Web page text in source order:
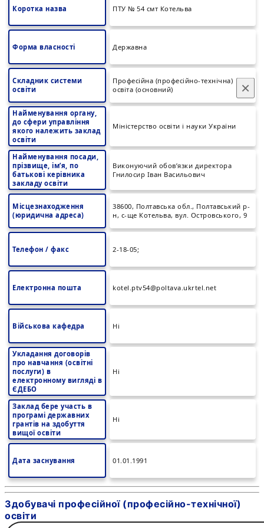
×
Коротка назва ПТУ № 54 смт Котельва
Форма власності Державна
Складник системи
освіти
Професійна (професійно-технічна)
освіта (основний)
Найменування органу,
до сфери управління
якого належить заклад
освіти
Міністерство освіти і науки України
Найменування посади,
прізвище, ім’я, по
батькові керівника
закладу освіти
Виконуючий обов’язки директора
Гнилосир Іван Васильович
Місцезнаходження
(юридична адреса)
38600, Полтавська обл., Полтавський р-
н, с-ще Котельва, вул. Островського, 9
Телефон / факс 2-18-05;
Електронна пошта kotel.ptv54@poltava.ukrtel.net
Військова кафедра Ні
Укладання договорів
про навчання (освітні
послуги) в
електронному вигляді в
ЄДЕБО
Ні
Заклад бере участь в
програмі державних
грантів на здобуття
вищої освіти
Ні
Дата заснування 01.01.1991
Здобувачі професійної (професійно-технічної)
освіти